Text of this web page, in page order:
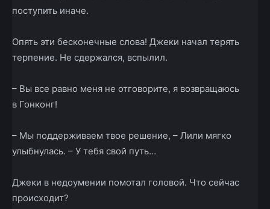
поступить иначе.
Опять эти бесконечные слова! Джеки начал терять
терпение. Не сдержался, вспылил.
– Вы все равно меня не отговорите, я возвращаюсь
в Гонконг!
– Мы поддерживаем твое решение, – Лили мягко
улыбнулась. – У тебя свой путь…
Джеки в недоумении помотал головой. Что сейчас
происходит?